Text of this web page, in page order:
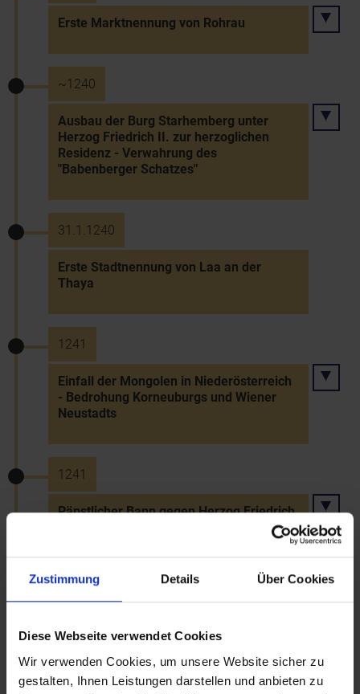
Zustimmung Details Über Cookies
Diese Webseite verwendet Cookies
Wir verwenden Cookies, um unsere Website sicher zu
gestalten, Ihnen Leistungen darstellen und anbieten zu
Erste Marktnennung von Rohrau
~1240
Ausbau der Burg Starhemberg unter
Herzog Friedrich II. zur herzoglichen
Residenz - Verwahrung des
"Babenberger Schatzes"
31.1.1240
Erste Stadtnennung von Laa an der
Thaya
1241
Einfall der Mongolen in Niederösterreich
- Bedrohung Korneuburgs und Wiener
Neustadts
1241
Päpstlicher Bann gegen Herzog Friedrich
31.7.1241
Deutschen Orden Burg und Pfarre
Gumpoldskirchen